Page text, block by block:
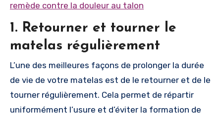
remède contre la douleur au talon
1. Retourner et tourner le
matelas régulièrement
L’une des meilleures façons de prolonger la durée
de vie de votre matelas est de le retourner et de le
tourner régulièrement. Cela permet de répartir
uniformément l’usure et d’éviter la formation de